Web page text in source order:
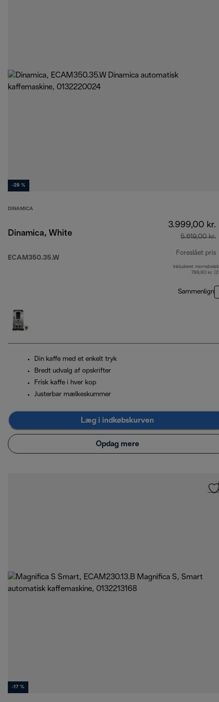
-29 %
DINAMICA
Dinamica, White
ECAM350.35.W
3.999,00 kr.
5.619,00 kr.
Foreslået pris
Inkluderet
799,80 kr.
Sammenlign
Din kaffe med et enkelt tryk
Bredt udvalg af opskrifter
Frisk kaffe i hver kop
Justerbar mælkeskummer
Læg i indkøbskurven
Opdag mere
-17 %